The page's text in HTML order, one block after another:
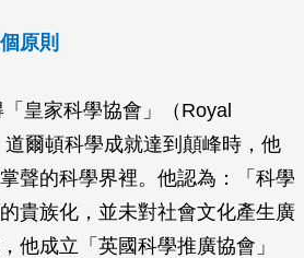
原則
皇家科學協會」（Royal
爾頓科學成就達到顛峰時，他
聲的科學界裡。他認為：「科學
貴族化，並未對社會文化產生廣
他成立「英國科學推廣協會」